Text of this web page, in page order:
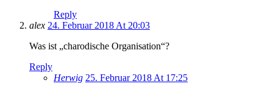
Reply
alex 24. Februar 2018 At 20:03
Was ist „charodische Organisation“?
Reply
Herwig 25. Februar 2018 At 17:25